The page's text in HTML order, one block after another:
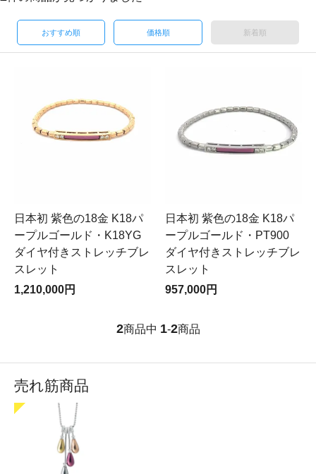
おすすめ順 価格順 新着順
日本初 紫色の18金 K18パ
ープルゴールド・K18YG
ダイヤ付きストレッチブレ
スレット
1,210,000円
日本初 紫色の18金 K18パ
ープルゴールド・PT900
ダイヤ付きストレッチブレ
スレット
957,000円
2商品中 1-2商品
売れ筋商品